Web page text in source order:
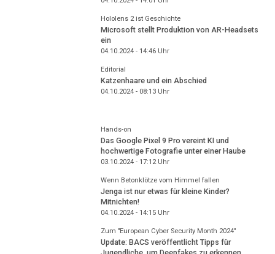
Hololens 2 ist Geschichte
Microsoft stellt Produktion von AR-Headsets
ein
04.10.2024 - 14:46Uhr
Editorial
Katzenhaare und ein Abschied
04.10.2024 - 08:13Uhr
Hands-on
Das Google Pixel 9 Pro vereint KI und
hochwertige Fotografie unter einer Haube
03.10.2024 - 17:12Uhr
Wenn Betonklötze vom Himmel fallen
Jenga ist nur etwas für kleine Kinder?
Mitnichten!
04.10.2024 - 14:15Uhr
Zum "European Cyber Security Month 2024"
Update: BACS veröffentlicht Tipps für